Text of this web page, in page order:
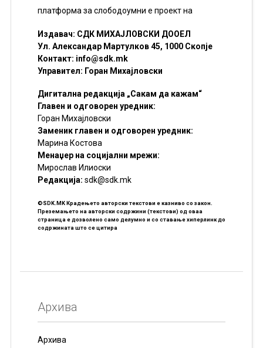
платформа за слободоумни е проект на
Издавач: СДК МИХАЈЛОВСКИ ДООЕЛ
Ул. Александар Мартулков 45, 1000 Скопје
Контакт: info@sdk.mk
Управител: Горан Михајловски
Дигитална редакција „Сакам да кажам“
Главен и одговорен уредник:
Горан Михајловски
Заменик главен и одговорен уредник:
Марина Костова
Менаџер на социјални мрежи:
Мирослав Илиоски
Редакцијa: sdk@sdk.mk
©SDK.MK Крадењето авторски текстови е казниво со закон.
Преземањето на авторски содржини (текстови) од оваа
страница е дозволено само делумно и со ставање хиперлинк до
содржината што се цитира
Архива
Архива